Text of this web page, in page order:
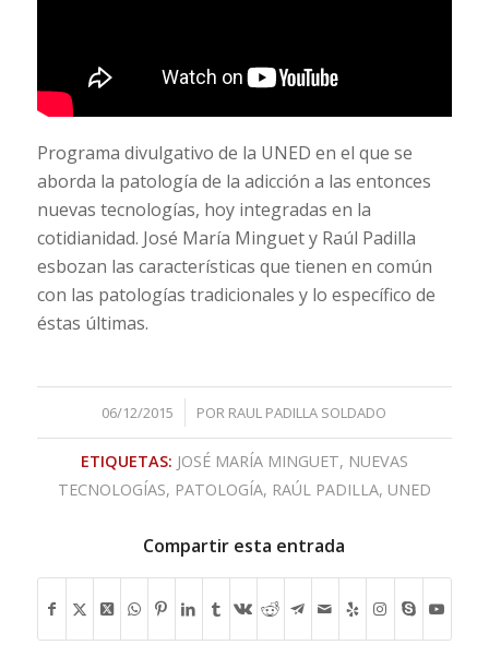
Programa divulgativo de la UNED en el que se
aborda la patología de la adicción a las entonces
nuevas tecnologías, hoy integradas en la
cotidianidad. José María Minguet y Raúl Padilla
esbozan las características que tienen en común
con las patologías tradicionales y lo específico de
éstas últimas.
06/12/2015
/ POR RAUL PADILLA SOLDADO
ETIQUETAS: JOSÉ MARÍA MINGUET, NUEVAS
TECNOLOGÍAS, PATOLOGÍA, RAÚL PADILLA, UNED
Compartir esta entrada